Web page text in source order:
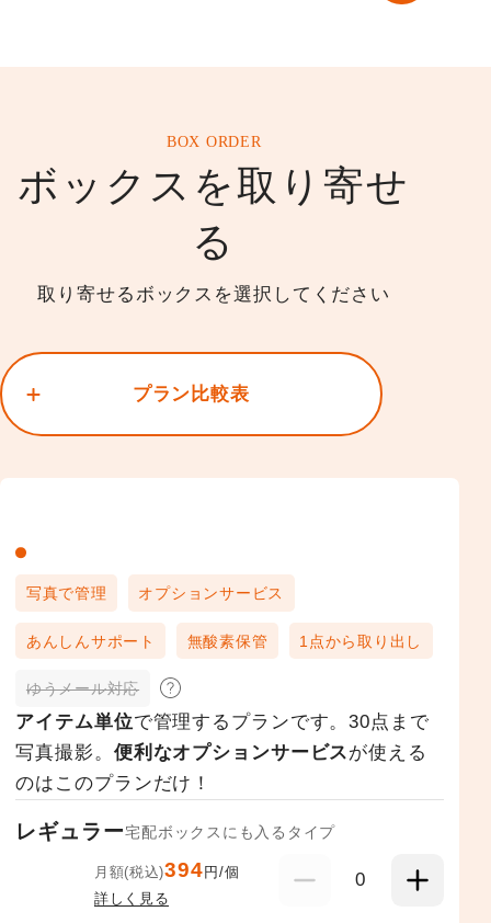
BOX ORDER
ボックスを取り寄せ
る
取り寄せるボックスを選択してください
プラン比較表
写真で管理 オプションサービス
あんしんサポート 無酸素保管 1点から取り出し
ゆうメール対応
アイテム単位で管理するプランです。30点まで
写真撮影。 便利なオプションサービスが使える
のはこのプランだけ！
レギュラー宅配ボックスにも入るタイプ
月額(税込)394 円/個
詳しく見る
0